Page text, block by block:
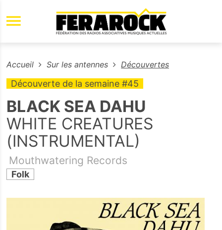
Aller au contenu principal
Accueil Sur les antennes Découvertes
Découverte de la semaine #45
BLACK SEA DAHU
WHITE CREATURES
(INSTRUMENTAL)
Mouthwatering Records
Folk